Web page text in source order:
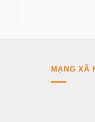
MẠNG XÃ